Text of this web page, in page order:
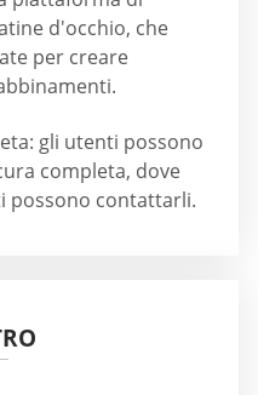
d'occhio, che
per creare
gli utenti possono
completa, dove
possono contattarli.